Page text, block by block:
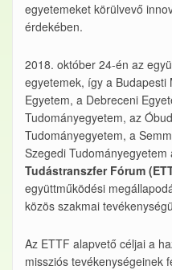
egyetemeket körülvevő
érdekében.
2018. október 24-én az
egyetemek, így a Budapesti
Egyetem, a Debreceni
Tudományegyetem, az
Tudományegyetem, a
Szegedi Tudományegyetem
Tudástranszfer Fórum
együttműködési
közös szakmai
Az ETTF alapvető céljai a
missziós tevékenységeinek